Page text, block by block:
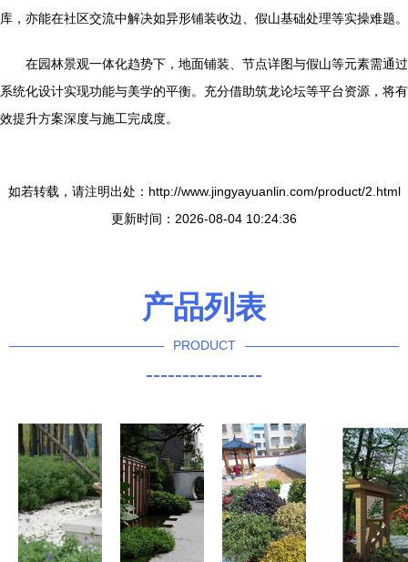
库，亦能在社区交流中解决如异形铺装收边、假山基础处理等实操难题。
在园林景观一体化趋势下，地面铺装、节点详图与假山等元素需通过
系统化设计实现功能与美学的平衡。充分借助筑龙论坛等平台资源，将有
效提升方案深度与施工完成度。
如若转载，请注明出处：http://www.jingyayuanlin.com/product/2.html
更新时间：2026-08-04 10:24:36
产品列表
PRODUCT
----------------